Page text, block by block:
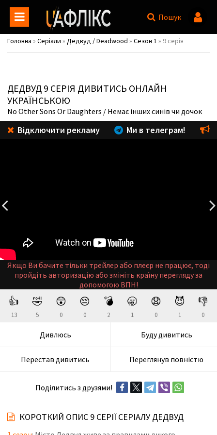
Пошук
Головна » Серіали » Дедвуд / Deadwood » Сезон 1 » 9 серія
ДЕДВУД 9 СЕРІЯ ДИВИТИСЬ ОНЛАЙН
УКРАЇНСЬКОЮ
No Other Sons Or Daughters / Немає інших синів чи дочок
Відключити рекламу Ми в телеграм!
Якщо Ви бачите тільки трейлер або плеєр не працює, тоді
пройдіть авторизацію або змініть країну перегляду за
допомогою ВПН!
👍
13
🤣
5
😲
0
😔
0
💣
2
🥱
1
😧
0
😈
1
👎
0
Дивлюсь Буду дивитись
Перестав дивитись Переглянув повністю
Поділитись з друзями!
КОРОТКИЙ ОПИС 9 СЕРІЇ СЕРІАЛУ ДЕДВУД